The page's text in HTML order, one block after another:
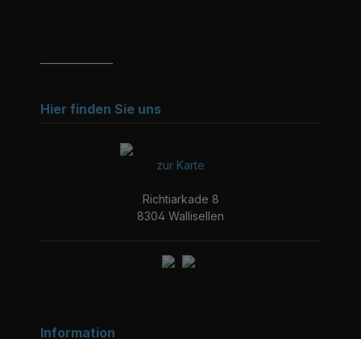
Hier finden Sie uns
zur Karte
Richtiarkade 8
8304 Wallisellen
Information